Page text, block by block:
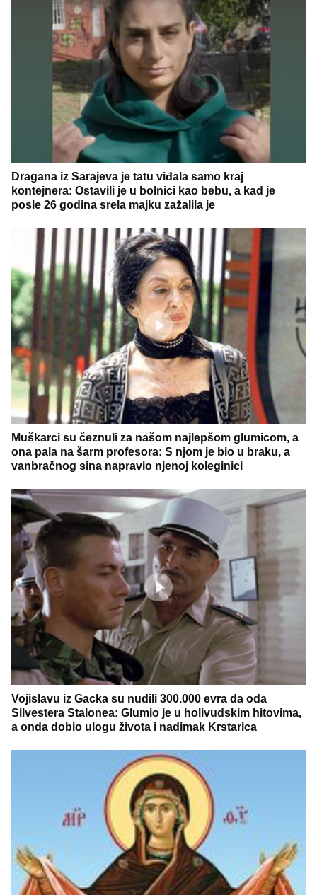
Dragana iz Sarajeva je tatu viđala samo kraj
kontejnera: Ostavili je u bolnici kao bebu, a kad je
posle 26 godina srela majku zažalila je
Muškarci su čeznuli za našom najlepšom glumicom, a
ona pala na šarm profesora: S njom je bio u braku, a
vanbračnog sina napravio njenoj koleginici
Vojislavu iz Gacka su nudili 300.000 evra da oda
Silvestera Stalonea: Glumio je u holivudskim hitovima,
a onda dobio ulogu života i nadimak Krstarica